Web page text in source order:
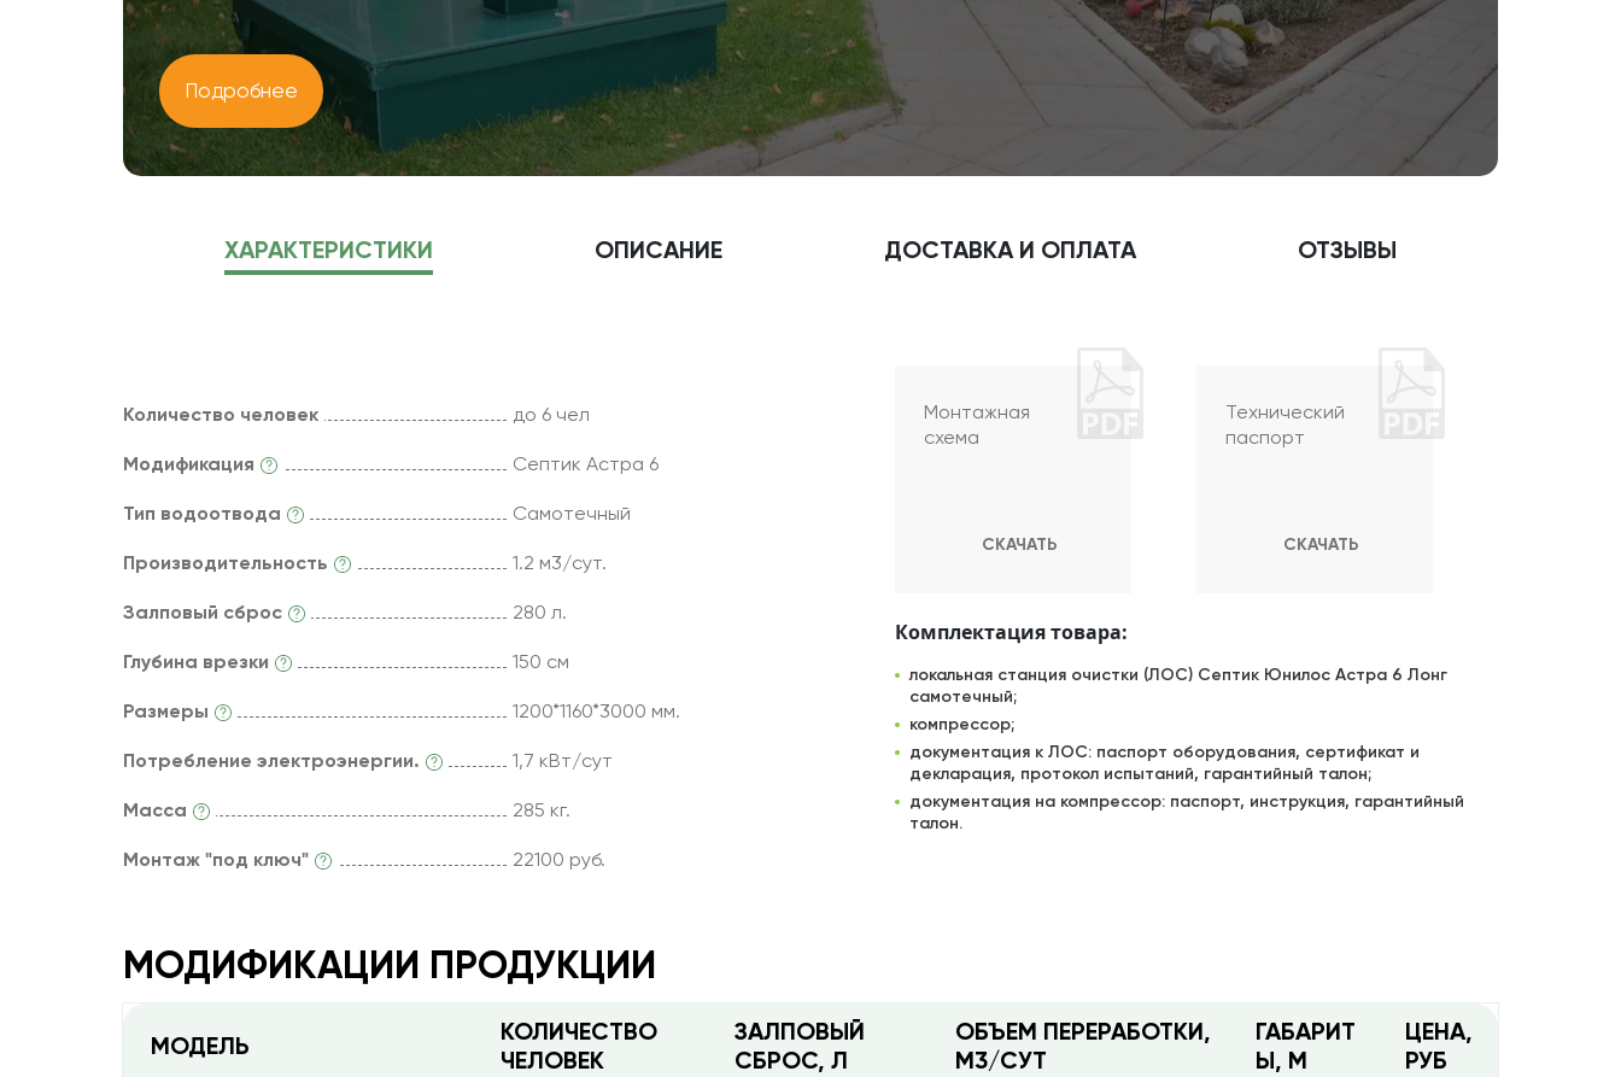
Подробнее
ХАРАКТЕРИСТИКИ ОПИСАНИЕ ДОСТАВКА И ОПЛАТА ОТЗЫВЫ
Количество человек до 6 чел
Модификация Септик Астра 6
Тип водоотвода Самотечный
Производительность 1.2 м3/сут.
Залповый сброс 280 л.
Глубина врезки 150 см
Размеры 1200*1160*3000 мм.
Потребление электроэнергии. 1,7 кВт/сут
Масса 285 кг.
Монтаж "под ключ" 22100 руб.
Монтажная
схема
СКАЧАТЬ
Технический
паспорт
СКАЧАТЬ
Комплектация товара:
локальная станция очистки (ЛОС) Септик Юнилос Астра 6 Лонг
самотечный;
компрессор;
документация к ЛОС: паспорт оборудования, сертификат и
декларация, протокол испытаний, гарантийный талон;
документация на компрессор: паспорт, инструкция, гарантийный
талон.
МОДИФИКАЦИИ ПРОДУКЦИИ
МОДЕЛЬ
КОЛИЧЕСТВО
ЧЕЛОВЕК
ЗАЛПОВЫЙ
СБРОС, Л
ОБЪЕМ ПЕРЕРАБОТКИ,
М3/СУТ
ГАБАРИТ
Ы, М
ЦЕНА,
РУБ